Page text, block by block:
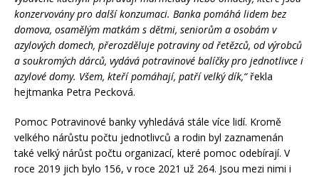
konzervovány pro další konzumaci. Banka pomáhá lidem bez
domova, osamělým matkám s dětmi, seniorům a osobám v
azylových domech, přerozděluje potraviny od řetězců, od výrobců
a soukromých dárců, vydává potravinové balíčky pro jednotlivce i
azylové domy. Všem, kteří pomáhají, patří velký dík,“řekla
hejtmanka Petra Pecková.
Pomoc Potravinové banky vyhledává stále více lidí. Kromě
velkého nárůstu počtu jednotlivců a rodin byl zaznamenán
také velký nárůst počtu organizací, které pomoc odebírají. V
roce 2019 jich bylo 156, v roce 2021 už 264. Jsou mezi nimi i